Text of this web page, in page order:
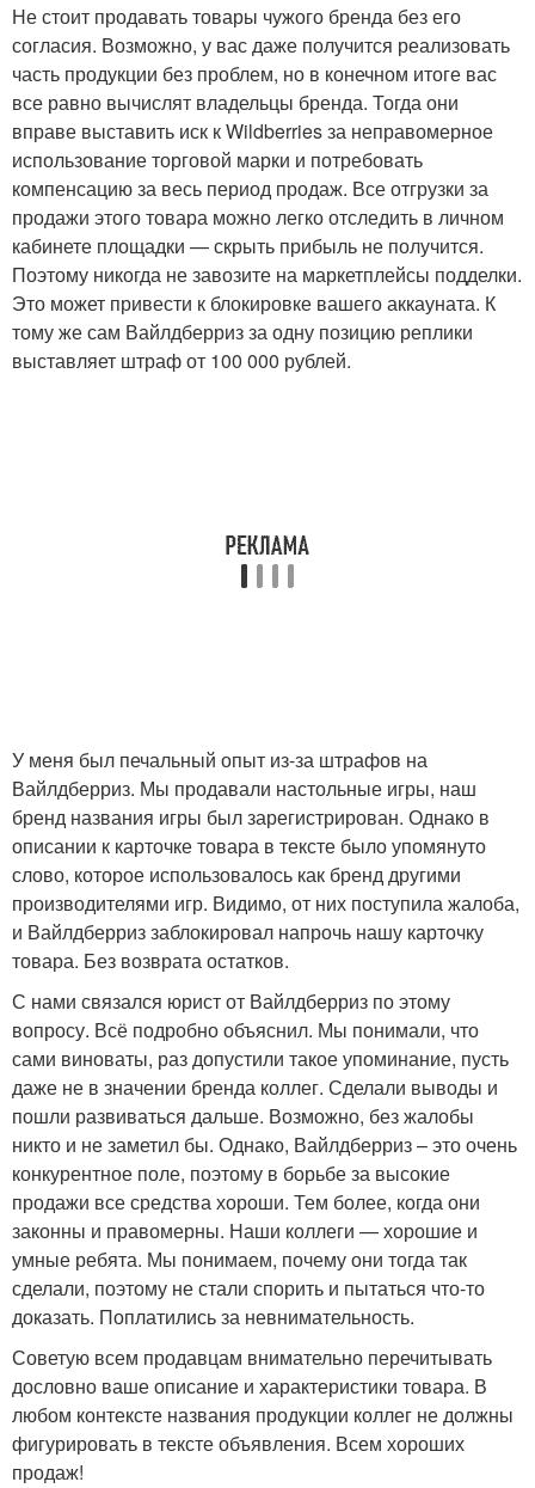
Не стоит продавать товары чужого бренда без его
согласия. Возможно, у вас даже получится реализовать
часть продукции без проблем, но в конечном итоге вас
все равно вычислят владельцы бренда. Тогда они
вправе выставить иск к Wildberries за неправомерное
использование торговой марки и потребовать
компенсацию за весь период продаж. Все отгрузки за
продажи этого товара можно легко отследить в личном
кабинете площадки — скрыть прибыль не получится.
Поэтому никогда не завозите на маркетплейсы подделки.
Это может привести к блокировке вашего аккауната. К
тому же сам Вайлдберриз за одну позицию реплики
выставляет штраф от 100 000 рублей.
У меня был печальный опыт из-за штрафов на
Вайлдберриз. Мы продавали настольные игры, наш
бренд названия игры был зарегистрирован. Однако в
описании к карточке товара в тексте было упомянуто
слово, которое использовалось как бренд другими
производителями игр. Видимо, от них поступила жалоба,
и Вайлдберриз заблокировал напрочь нашу карточку
товара. Без возврата остатков.
С нами связался юрист от Вайлдберриз по этому
вопросу. Всё подробно объяснил. Мы понимали, что
сами виноваты, раз допустили такое упоминание, пусть
даже не в значении бренда коллег. Сделали выводы и
пошли развиваться дальше. Возможно, без жалобы
никто и не заметил бы. Однако, Вайлдберриз – это очень
конкурентное поле, поэтому в борьбе за высокие
продажи все средства хороши. Тем более, когда они
законны и правомерны. Наши коллеги — хорошие и
умные ребята. Мы понимаем, почему они тогда так
сделали, поэтому не стали спорить и пытаться что-то
доказать. Поплатились за невнимательность.
Советую всем продавцам внимательно перечитывать
дословно ваше описание и характеристики товара. В
любом контексте названия продукции коллег не должны
фигурировать в тексте объявления. Всем хороших
продаж!